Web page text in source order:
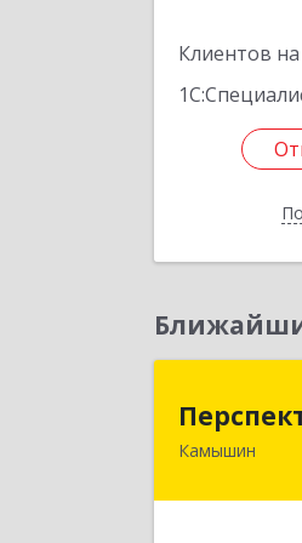
Клиентов
Камышин
403850,